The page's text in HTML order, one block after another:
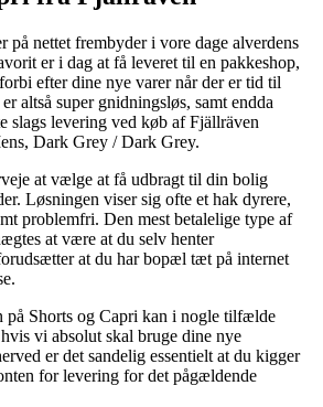
på nettet frembyder i vore dage alverdens
er i dag at få leveret til en pakkeshop,
efter dine nye varer når der er tid til
altså super gnidningsløs, samt endda
slags levering ved køb af Fjällräven
Dark Grey / Dark Grey.
at vælge at få udbragt til din bolig
Løsningen viser sig ofte et hak dyrere,
problemfri. Den mest betalelige type af
at være at du selv henter
at du har bopæl tæt på internet
på Shorts og Capri kan i nogle tilfælde
vi absolut skal bruge dine nye
er det sandelig essentielt at du kigger
for levering for det pågældende